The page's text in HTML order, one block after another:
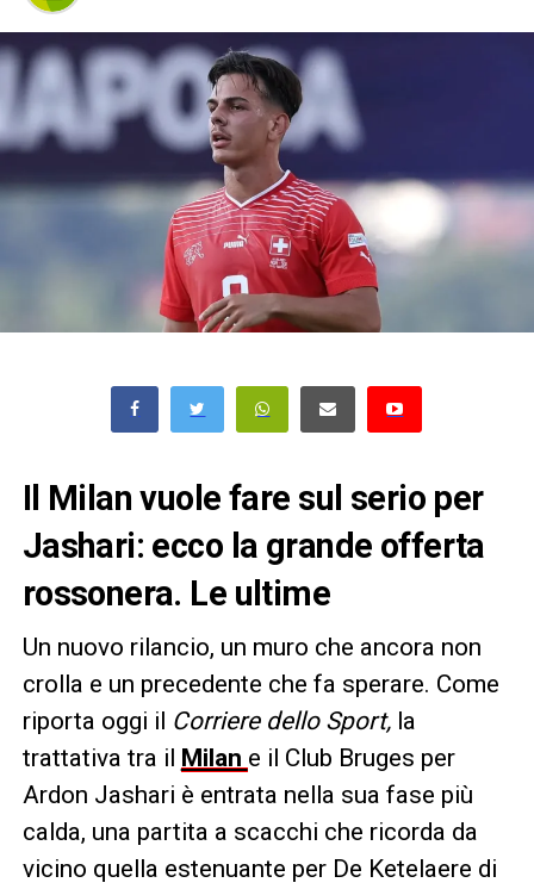
Il Milan vuole fare sul serio per
Jashari: ecco la grande offerta
rossonera. Le ultime
Un nuovo rilancio, un muro che ancora non
crolla e un precedente che fa sperare. Come
riporta oggi il Corriere dello Sport,la
trattativa tra il Milan e il Club Bruges per
Ardon Jashari è entrata nella sua fase più
calda, una partita a scacchi che ricorda da
vicino quella estenuante per De Ketelaere di